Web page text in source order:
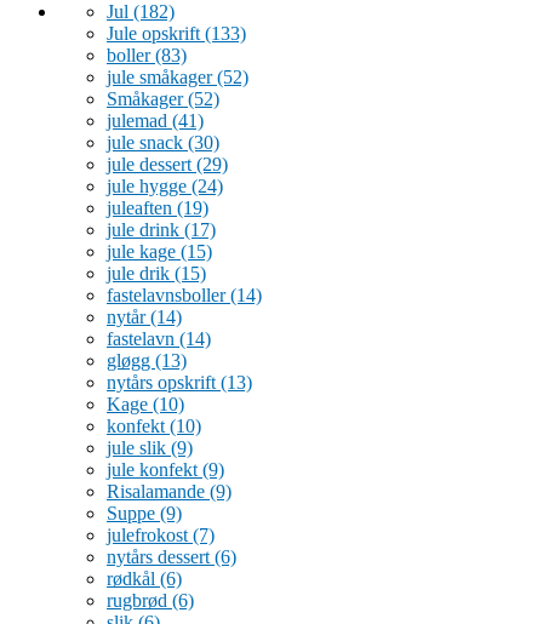
Jul (182)
Jule opskrift (133)
boller(83)
jule småkager(52)
Småkager(52)
julemad (41)
jule snack (30)
jule dessert (29)
jule hygge (24)
juleaften (19)
jule drink (17)
jule kage (15)
jule drik (15)
fastelavnsboller(14)
nytår(14)
fastelavn (14)
gløgg (13)
nytårs opskrift (13)
Kage (10)
konfekt (10)
jule slik (9)
jule konfekt (9)
Risalamande (9)
Suppe (9)
julefrokost (7)
nytårs dessert (6)
rødkål (6)
rugbrød (6)